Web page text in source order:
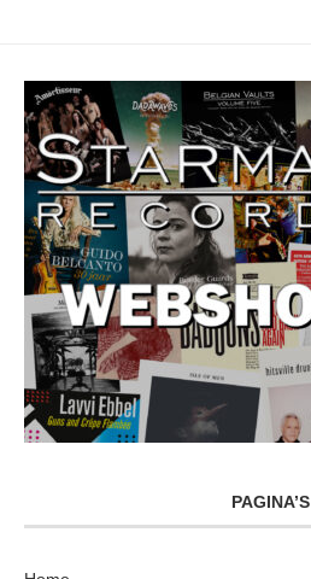
PAGINA’S